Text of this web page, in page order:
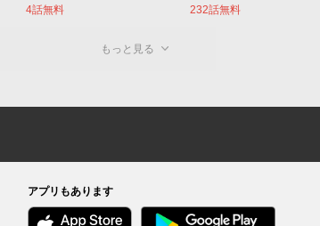
4話無料
232話無料
もっと見る
アプリもあります